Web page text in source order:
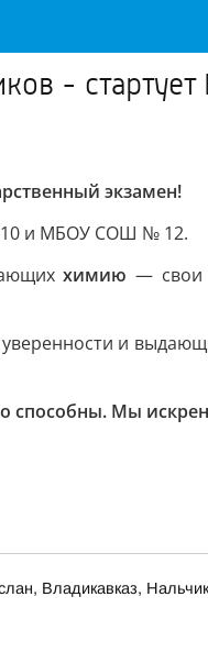
-
экзамен!
10 и МБОУ СОШ № 12.
химию — свои
и
способны. Мы
Владикавказ,